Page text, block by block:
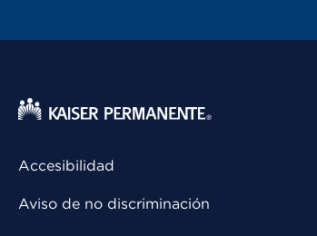
Accesibilidad
Aviso de no discriminación